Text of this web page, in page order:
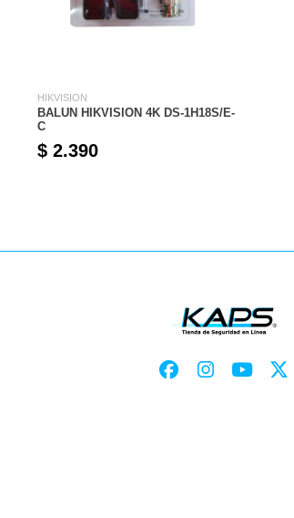
HIKVISION
BALUN HIKVISION 4K DS-1H18S/E-
C
$ 2.390